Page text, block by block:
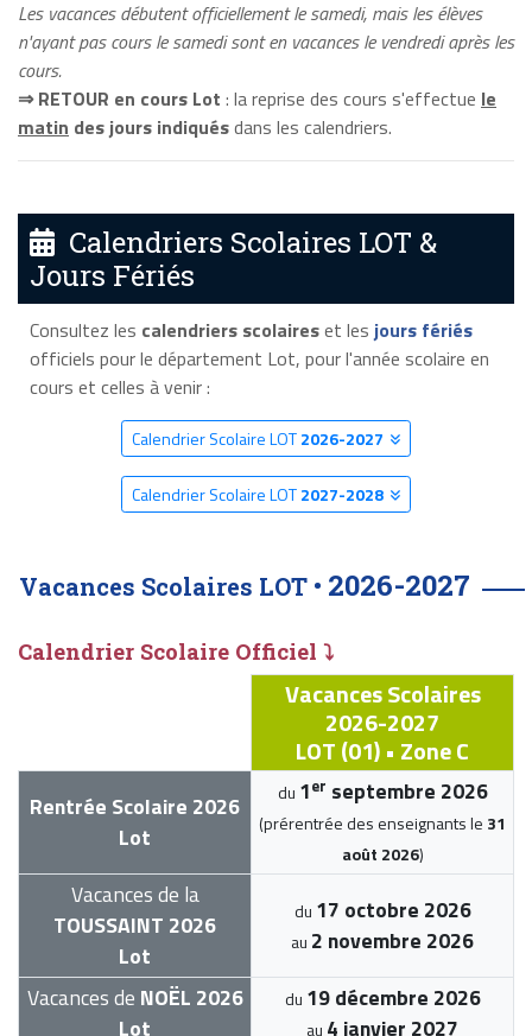
Les vacances débutent officiellement le samedi, mais les élèves
n'ayant pas cours le samedi sont en vacances le vendredi après les
cours.
⇒ RETOUR en cours Lot : la reprise des cours s'effectue le
matin des jours indiquésdans les calendriers.
Calendriers Scolaires LOT &
Jours Fériés
Consultez les calendriers scolaireset les jours fériés
officiels pour le département Lot, pour l'année scolaire en
cours et celles à venir :
Calendrier Scolaire LOT2026-2027
Calendrier Scolaire LOT2027-2028
Vacances Scolaires LOT • 2026-2027
Calendrier Scolaire Officiel ⤵
Vacances Scolaires
2026-2027
LOT (01) • Zone C
Rentrée Scolaire 2026
Lot
du 1er septembre 2026
(prérentrée des enseignants le 31
août 2026)
Vacances de la
TOUSSAINT 2026
Lot
du 17 octobre 2026
au 2 novembre 2026
Vacances de NOËL 2026
Lot
du 19 décembre 2026
au 4 janvier 2027